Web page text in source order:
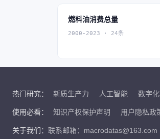
燃料油消费总量
2000-2023 · 24条
热门研究： 新质生产力 人工智能 数字
使用必看： 知识产权保护声明 用户隐私政
关于我们： 联系邮箱：macrodatas@163.com